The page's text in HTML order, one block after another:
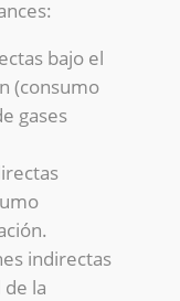
bajo el
(consumo
gases
indirectas
la